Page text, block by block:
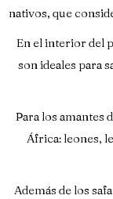
nativos, que
En el interior del
son ideales para
Para los amantes
África: leones,
Además de los